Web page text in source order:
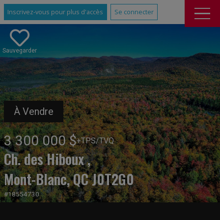
Inscrivez-vous pour plus d'accès Se connecter
Sauvegarder
À Vendre
3 300 000 $+TPS/TVQ
Ch. des Hiboux ,
Mont-Blanc, QC J0T2G0
#18554730